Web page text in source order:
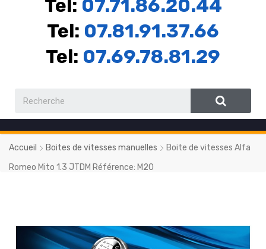
Tel: 07.71.86.20.44
Tel: 07.81.91.37.66
Tel: 07.69.78.81.29
Accueil Boites de vitesses manuelles
Boite de vitesses Alfa
Romeo Mito 1.3 JTDM Référence: M20